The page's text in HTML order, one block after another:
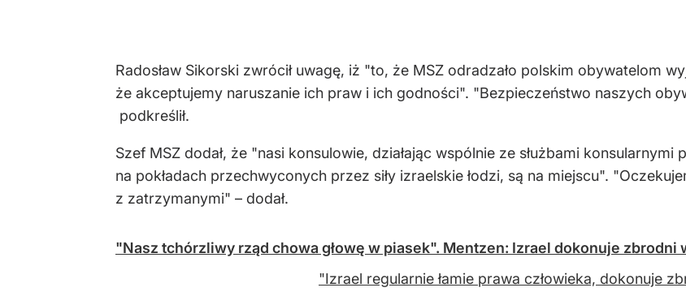
Radosław Sikorski zwrócił uwagę, iż "to, że MSZ odradzało polskim obywatelom
że akceptujemy naruszanie ich praw i ich godności". "Bezpieczeństwo naszych
podkreślił.
Szef MSZ dodał, że "nasi konsulowie, działając wspólnie ze służbami
na pokładach przechwyconych przez siły izraelskie łodzi, są na miejscu".
z zatrzymanymi" – dodał.
"Nasz tchórzliwy rząd chowa głowę w piasek". Mentzen: Izrael dokonuje zbrodni
"Izrael regularnie łamie prawa człowieka, dokonuje